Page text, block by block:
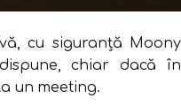
cu siguranță Moony
chiar dacă în
un meeting.